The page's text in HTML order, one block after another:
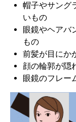
帽子やサング
いもの
眼鏡やヘアバ
もの
前髪が目にか
顔の輪郭が隠
眼鏡のフレー